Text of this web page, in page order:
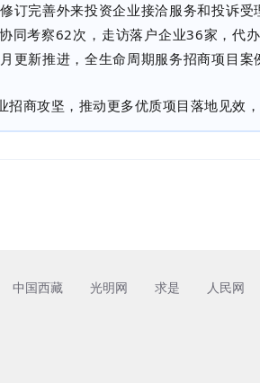
订完善外来投资企业接洽服务和投诉受
同考察62次，走访落户企业36家，代
更新推进，全生命周期服务招商项目案
商攻坚，推动更多优质项目落地见效
中国西藏 光明网 求是 人民网